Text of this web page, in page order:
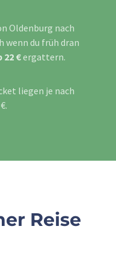
Oldenburg nach
wenn du früh dran
22 €ergattern.
liegen je nach
Reise